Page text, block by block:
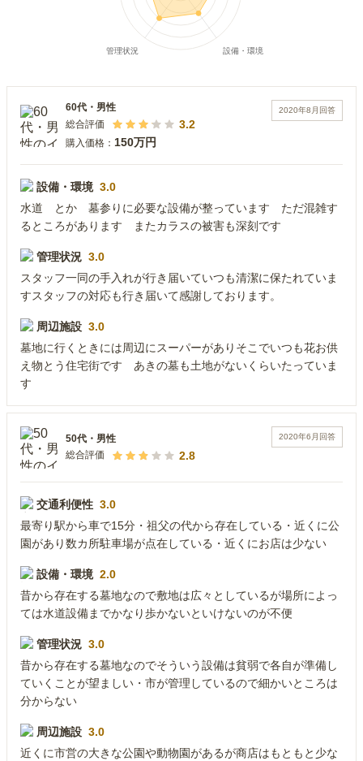
2020年8月 回答
60代 ・ 男性
総合評価
3.2
購入価格： 150万円
設備・環境 3.0
水道 とか 墓参りに必要な設備が整っています ただ混雑す
るところがあります またカラスの被害も深刻です
管理状況 3.0
スタッフ一同の手入れが行き届いていつも清潔に保たれていま
すスタッフの対応も行き届いて感謝しております。
周辺施設 3.0
墓地に行くときには周辺にスーパーがありそこでいつも花お供
え物とう住宅街です あきの墓も土地がないくらいたっていま
す
2020年6月 回答
50代 ・ 男性
総合評価
2.8
交通利便性 3.0
最寄り駅から車で15分・祖父の代から存在している・近くに公
園があり数カ所駐車場が点在している・近くにお店は少ない
設備・環境 2.0
昔から存在する墓地なので敷地は広々としているが場所によっ
ては水道設備までかなり歩かないといけないのが不便
管理状況 3.0
昔から存在する墓地なのでそういう設備は貧弱で各自が準備し
ていくことが望ましい・市が管理しているので細かいところは
分からない
周辺施設 3.0
近くに市営の大きな公園や動物園があるが商店はもともと少な